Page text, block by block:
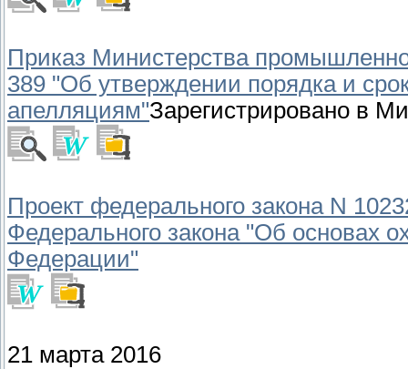
Приказ Министерства
389 "Об утверждении порядка и
апелляциям"Зарегистрировано в
Проект федерального закона N
Федерального закона "Об основах
Федерации"
21 марта 2016